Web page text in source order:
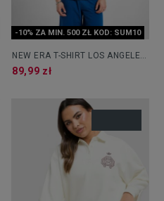
-10% ZA MIN. 500 ZŁ KOD: SUM10
NEW ERA T-SHIRT LOS ANGELES
LAKERS
89,99 zł